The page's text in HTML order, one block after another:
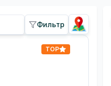
Фильтр
TOP